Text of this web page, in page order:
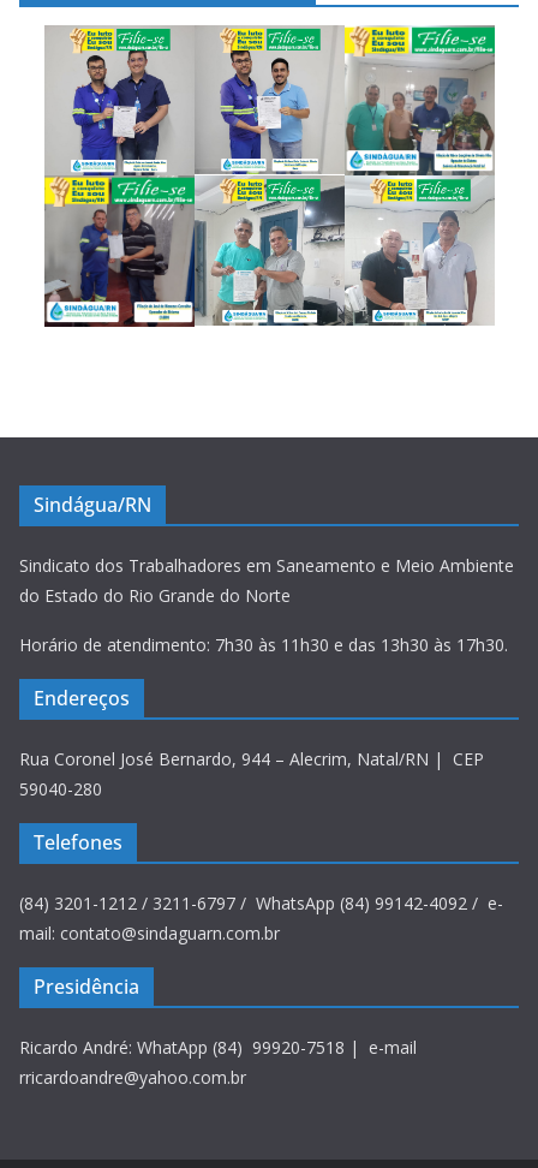
Sindágua/RN
Sindicato dos Trabalhadores em Saneamento e Meio Ambiente
do Estado do Rio Grande do Norte
Horário de atendimento: 7h30 às 11h30 e das 13h30 às 17h30.
Endereços
Rua Coronel José Bernardo, 944 – Alecrim, Natal/RN | CEP
59040-280
Telefones
(84) 3201-1212 / 3211-6797 / WhatsApp (84) 99142-4092 / e-
mail: contato@sindaguarn.com.br
Presidência
Ricardo André: WhatApp (84) 99920-7518 | e-mail
rricardoandre@yahoo.com.br